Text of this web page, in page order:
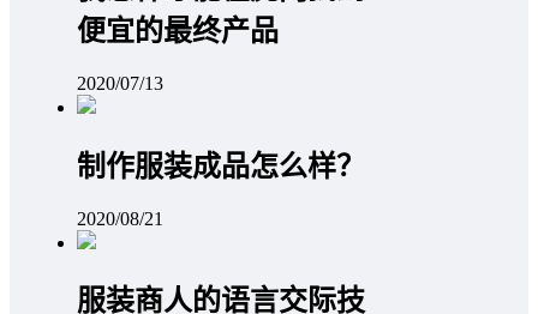
便宜的最终产品
2020/07/13
制作服装成品怎么样？
2020/08/21
服装商人的语言交际技